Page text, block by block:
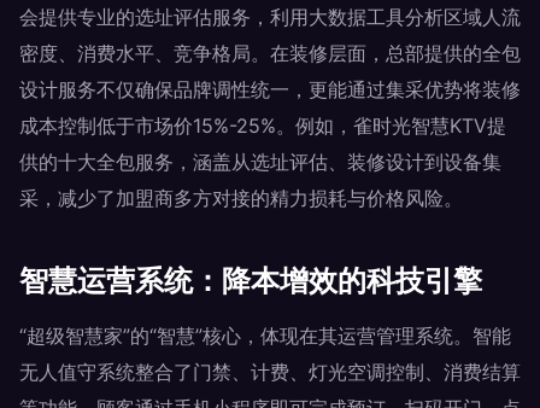
会提供专业的选址评估服务，利用大数据工具分析区域人流
密度、消费水平、竞争格局。在装修层面，总部提供的全包
设计服务不仅确保品牌调性统一，更能通过集采优势将装修
成本控制低于市场价15%-25%。例如，雀时光智慧KTV提
供的十大全包服务，涵盖从选址评估、装修设计到设备集
采，减少了加盟商多方对接的精力损耗与价格风险。
智慧运营系统：降本增效的科技引擎
“超级智慧家”的“智慧”核心，体现在其运营管理系统。智能
无人值守系统整合了门禁、计费、灯光空调控制、消费结算